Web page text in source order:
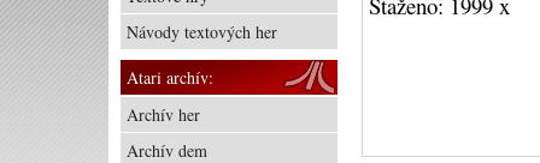
Návody textových her
Atari archív:
Archív her
Archív dem